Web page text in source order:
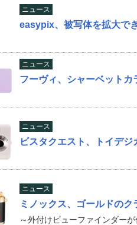
ニュース
easypix、被写体を拡大で
ニュース
フーヴィ、シャーベットカ
ニュース
ビスタクエスト、トイデ
ニュース
ミノックス、ゴールドの
～外付けビューファインダーが